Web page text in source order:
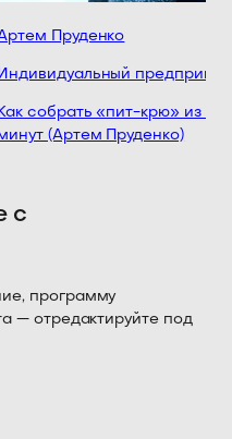
Пруденко
собрать «пит-крю» из
(Артем Пруденко)
с
программу
— отредактируйте под